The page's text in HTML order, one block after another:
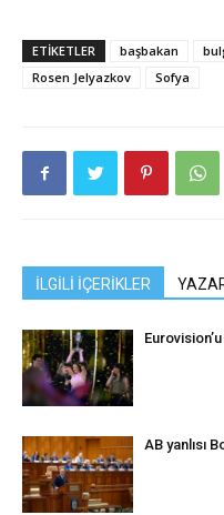
ETIKETLER başbakan
Rosen Jelyazkov
Sofya
İLGİLİ İÇERİKLER
AB yanlısı